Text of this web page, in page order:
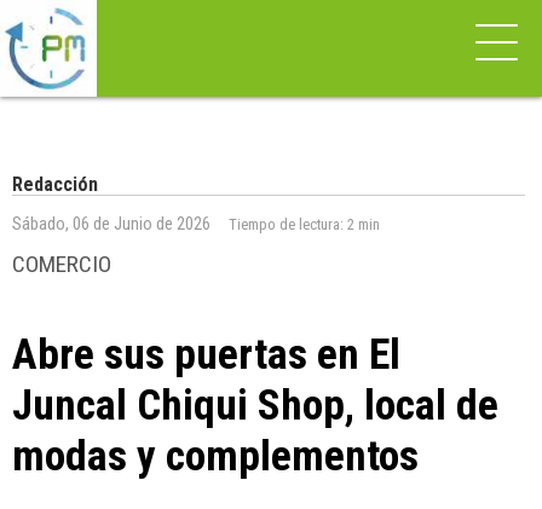
Redacción
Sábado, 06 de Junio de 2026 Tiempo de lectura: 2 min
COMERCIO
Abre sus puertas en El
Juncal Chiqui Shop, local de
modas y complementos